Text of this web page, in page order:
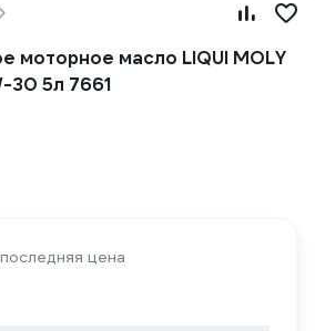
моторное масло LIQUI MOLY
30 5л 7661
цена